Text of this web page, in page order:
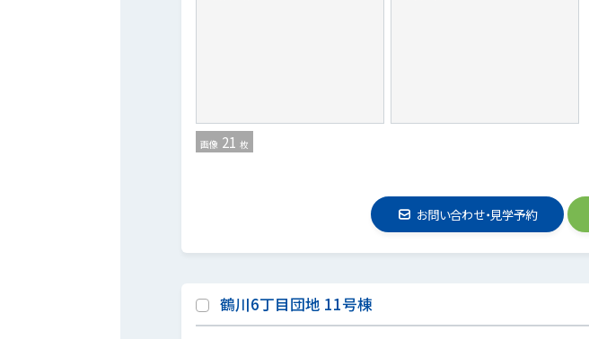
画像 21 枚
お問い合わせ・見学予約
鶴川6丁目団地 11号棟